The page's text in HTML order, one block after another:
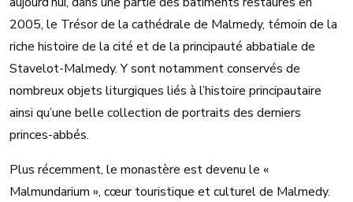
2005, le Trésor de la cathédrale de Malmedy, témoin de la
riche histoire de la cité et de la principauté abbatiale de
Stavelot-Malmedy. Y sont notamment conservés de
nombreux objets liturgiques liés à l’histoire principautaire
ainsi qu’une belle collection de portraits des derniers
princes-abbés.
Plus récemment, le monastère est devenu le «
Malmundarium », cœur touristique et culturel de Malmedy.